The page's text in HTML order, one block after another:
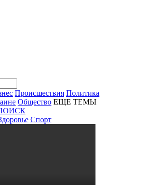
Происшествия Политика
Общество ЕЩЕ ТЕМЫ
Спорт